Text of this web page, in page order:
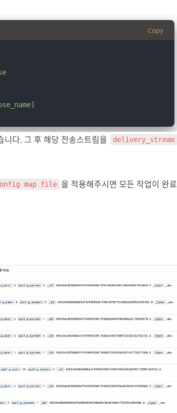
Copy
니다. 그 후 해당 전송스트림을 delivery_stream
map file 을 적용해주시면 모든 작업이 완료